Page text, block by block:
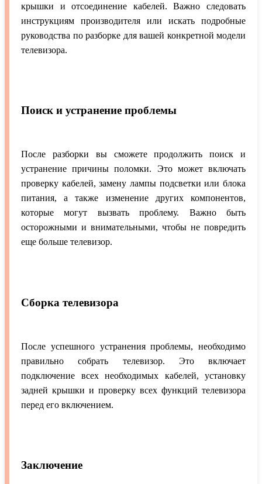
крышки и отсоединение кабелей. Важно следовать
инструкциям производителя или искать подробные
руководства по разборке для вашей конкретной модели
телевизора.
Поиск и устранение проблемы
После разборки вы сможете продолжить поиск и
устранение причины поломки. Это может включать
проверку кабелей, замену лампы подсветки или блока
питания, а также изменение других компонентов,
которые могут вызвать проблему. Важно быть
осторожными и внимательными, чтобы не повредить
еще больше телевизор.
Сборка телевизора
После успешного устранения проблемы, необходимо
правильно собрать телевизор. Это включает
подключение всех необходимых кабелей, установку
задней крышки и проверку всех функций телевизора
перед его включением.
Заключение